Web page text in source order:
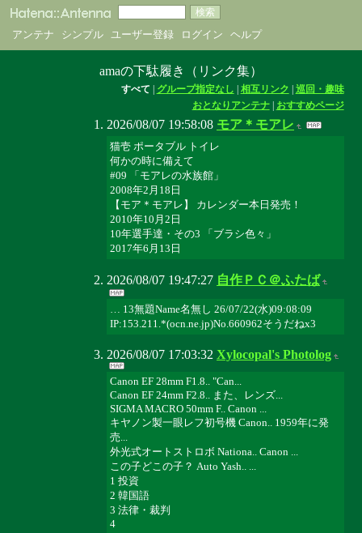
アンテナ シンプル ユーザー登録 ログイン ヘルプ
amaの下駄履き（リンク集）
すべて | グループ指定なし | 相互リンク | 巡回・趣味
おとなりアンテナ| おすすめページ
2026/08/07 19:58:08 モア＊モアレ
猫壱 ポータブル トイレ
何かの時に備えて
#09 「モアレの水族館」
2008年2月18日
【モア＊モアレ】 カレンダー本日発売！
2010年10月2日
10年選手達・その3 「ブラシ色々」
2017年6月13日
2026/08/07 19:47:27 自作ＰＣ＠ふたば
… 13無題Name名無し 26/07/22(水)09:08:09
IP:153.211.*(ocn.ne.jp)No.660962そうだねx3
2026/08/07 17:03:32 Xylocopal's Photolog
Canon EF 28mm F1.8.. "Can...
Canon EF 24mm F2.8.. また、レンズ...
SIGMA MACRO 50mm F.. Canon ...
キヤノン製一眼レフ初号機 Canon.. 1959年に発
売...
外光式オートストロボ Nationa.. Canon ...
この子どこの子？ Auto Yash.. ...
1 投資
2 韓国語
3 法律・裁判
4